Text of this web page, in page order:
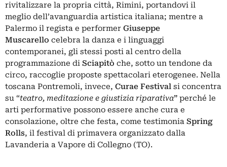
rivitalizzare la propria città, Rimini, portandovi il
meglio dell’avanguardia artistica italiana; mentre a
Palermo il regista e performer Giuseppe
Muscarello celebra la danza e i linguaggi
contemporanei, gli stessi posti al centro della
programmazione di Sciapitò che, sotto un tendone da
circo, raccoglie proposte spettacolari eterogenee. Nella
toscana Pontremoli, invece, Curae Festival si concentra
su “teatro, meditazione e giustizia riparativa” perché le
arti performative possono essere anche cura e
consolazione, oltre che festa, come testimonia Spring
Rolls, il festival di primavera organizzato dalla
Lavanderia a Vapore di Collegno (TO).